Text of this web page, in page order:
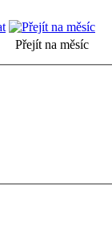
Přejít na měsíc